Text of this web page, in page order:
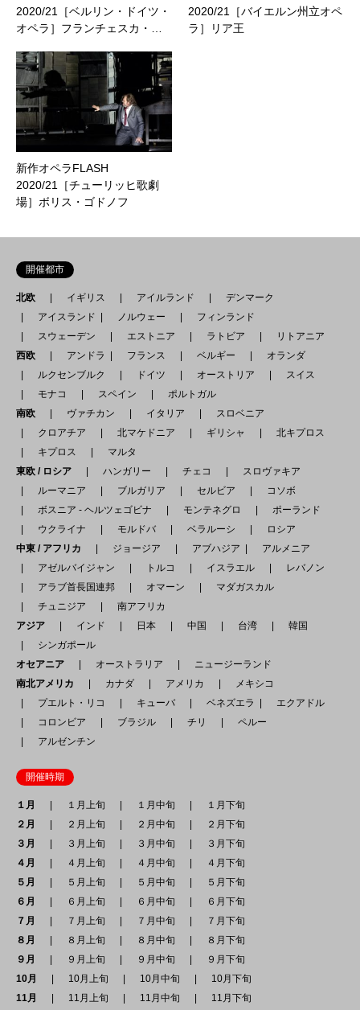
2020/21［ベルリン・ドイツ・
オペラ］フランチェスカ・…
2020/21［バイエルン州立オペ
ラ］リア王
新作オペラFLASH
2020/21［チューリッヒ歌劇
場］ボリス・ゴドノフ
開催都市
北欧 イギリス アイルランド
デンマーク
アイスランド
ノルウェー
フィンランド
スウェーデン
エストニア ラトビア
リトアニア
西欧
アンドラ フランス ベルギー
オランダ
ルクセンブルク
ドイツ オーストリア
スイス
モナコ
スペイン
ポルトガル
南欧
ヴァチカン イタリア
スロベニア
クロアチア
北マケドニア ギリシャ
北キプロス
キプロス
マルタ
東欧 / ロシア
ハンガリー チェコ
スロヴァキア
ルーマニア
ブルガリア セルビア
コソボ
ボスニア - ヘルツェゴビナ
モンテネグロ
ポーランド
ウクライナ
モルドバ ベラルーシ
ロシア
中東 / アフリカ
ジョージア アブハジア
アルメニア
アゼルバイジャン
トルコ イスラエル
レバノン
アラブ首長国連邦
オマーン
マダガスカル
チュニジア
南アフリカ
アジア
インド 日本 中国 台湾
韓国
シンガポール
オセアニア
オーストラリア
ニュージーランド
南北アメリカ
カナダ アメリカ
メキシコ
プエルト・リコ
キューバ ベネズエラ
エクアドル
コロンビア
ブラジル チリ
ペルー
アルゼンチン
開催時期
１月 １月上旬 １月中旬
１月下旬
２月
２月上旬 ２月中旬
２月下旬
３月
３月上旬 ３月中旬
３月下旬
４月
４月上旬 ４月中旬
４月下旬
５月
５月上旬 ５月中旬
５月下旬
６月
６月上旬 ６月中旬
６月下旬
７月
７月上旬 ７月中旬
７月下旬
８月
８月上旬 ８月中旬
８月下旬
９月
９月上旬 ９月中旬
９月下旬
10月
10月上旬 10月中旬
10月下旬
11月
11月上旬 11月中旬 11月下旬